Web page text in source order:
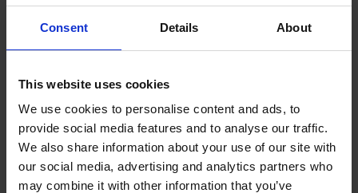
Consent Details About
This website uses cookies
We use cookies to personalise content and ads, to
provide social media features and to analyse our traffic.
We also share information about your use of our site with
our social media, advertising and analytics partners who
may combine it with other information that you’ve